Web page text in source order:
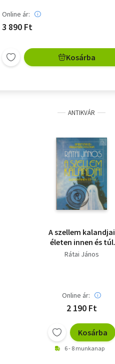
Online ár:
3 890 Ft
Kosárba
ANTIKVÁR
A szellem kalandjai
életen innen és túl
Konyhamágia - A
Rátai János
Online ár:
2 190 Ft
Kosárba
6 - 8 munkanap